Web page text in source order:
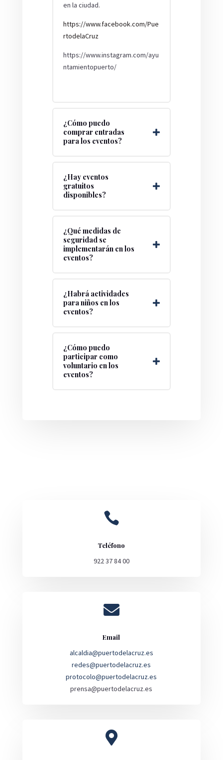
en la ciudad.
https://www.facebook.com/Pue
rtodelaCruz
https://www.instagram.com/ayu
ntamientopuerto/
¿Cómo puedo
comprar entradas
para los eventos?
¿Hay eventos
gratuitos
disponibles?
¿Qué medidas de
seguridad se
implementarán en los
eventos?
¿Habrá actividades
para niños en los
eventos?
¿Cómo puedo
participar como
voluntario en los
eventos?

Teléfono
922 37 84 00

Email
alcaldia@puertodelacruz.es
redes@puertodelacruz.es
protocolo@puertodelacruz.es
prensa@puertodelacruz.es
